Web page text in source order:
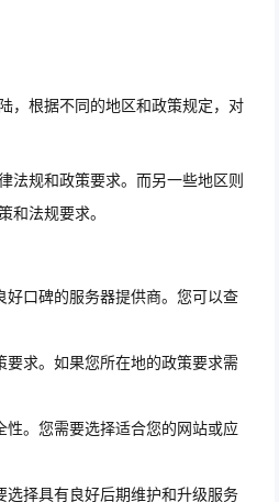
，根据不同的地区和政策规定，对
法规和政策要求。而另一些地区则
法规要求。
口碑的服务器提供商。您可以查
求。如果您所在地的政策要求需
。您需要选择适合您的网站或应
择具有良好后期维护和升级服务